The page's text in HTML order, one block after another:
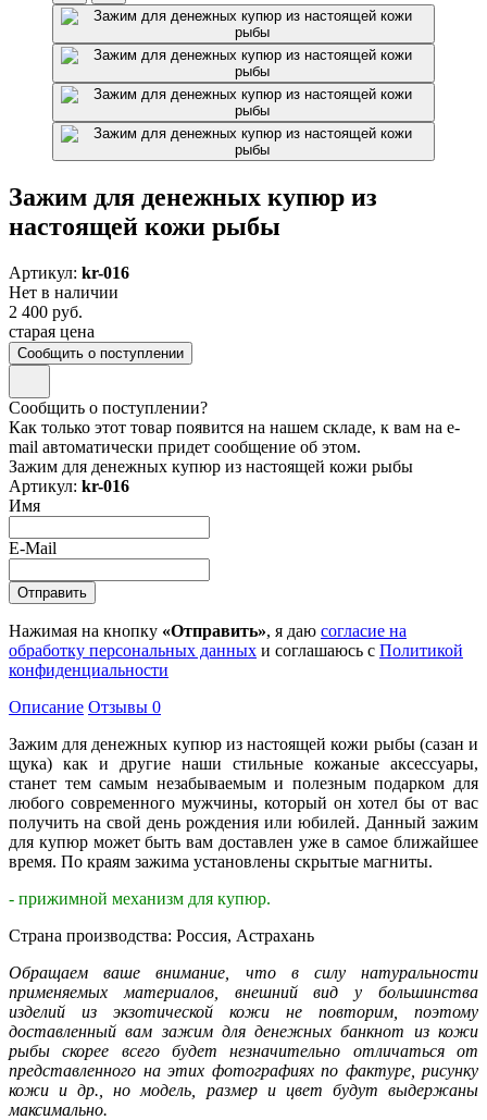
Зажим для денежных купюр из
настоящей кожи рыбы
Артикул: kr-016
Нет в наличии
2 400 руб.
старая цена
Сообщить о поступлении
Сообщить о поступлении?
Как только этот товар появится на нашем складе, к вам на e-
mail автоматически придет сообщение об этом.
Зажим для денежных купюр из настоящей кожи рыбы
Артикул: kr-016
Имя
E-Mail
Нажимая на кнопку «Отправить», я даю согласие на
обработку персональных данных и соглашаюсь с Политикой
конфиденциальности
Описание Отзывы 0
Зажим для денежных купюр из настоящей кожи рыбы (сазан и
щука) как и другие наши стильные кожаные аксессуары,
станет тем самым незабываемым и полезным подарком для
любого современного мужчины, который он хотел бы от вас
получить на свой день рождения или юбилей. Данный зажим
для купюр может быть вам доставлен уже в самое ближайшее
время. По краям зажима установлены скрытые магниты.
- прижимной механизм для купюр.
Страна производства: Россия, Астрахань
Обращаем ваше внимание, что в силу натуральности
применяемых материалов, внешний вид у большинства
изделий из экзотической кожи не повторим, поэтому
доставленный вам зажим для денежных банкнот из кожи
рыбы скорее всего будет незначительно отличаться от
представленного на этих фотографиях по фактуре, рисунку
кожи и др., но модель, размер и цвет будут выдержаны
максимально.